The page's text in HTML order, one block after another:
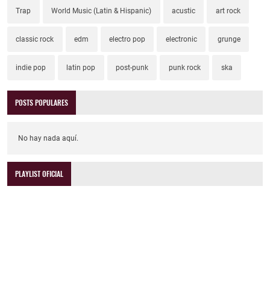
Trap World Music (Latin & Hispanic) acustic art rock
classic rock edm electro pop electronic grunge
indie pop latin pop post-punk punk rock ska
POSTS POPULARES
No hay nada aquí.
PLAYLIST OFICIAL